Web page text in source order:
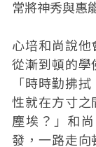
常將神秀與惠
心培和尚說他
從漸到頓的學
「時時勤拂
性就在方寸之
塵埃？」和
發，一路走向